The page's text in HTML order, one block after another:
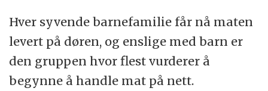
Hver syvende barnefamilie får nå maten
levert på døren, og enslige med barn er
den gruppen hvor flest vurderer å
begynne å handle mat på nett.